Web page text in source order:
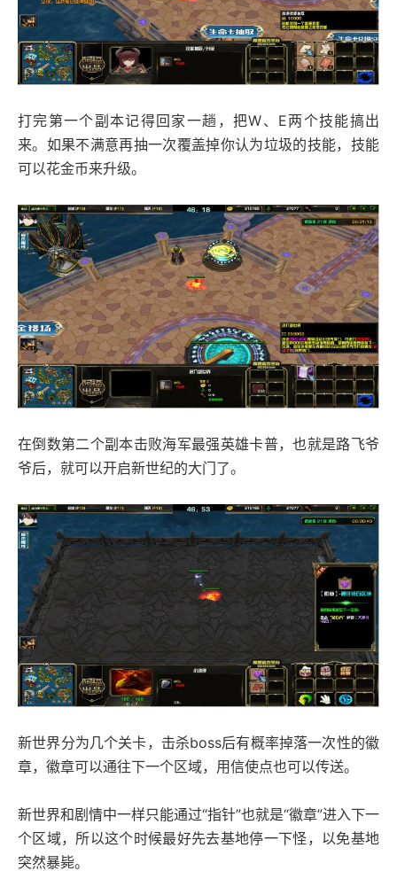
打完第一个副本记得回家一趟，把W、E两个技能搞出
来。如果不满意再抽一次覆盖掉你认为垃圾的技能，技能
可以花金币来升级。
在倒数第二个副本击败海军最强英雄卡普，也就是路飞爷
爷后，就可以开启新世纪的大门了。
新世界分为几个关卡，击杀boss后有概率掉落一次性的徽
章，徽章可以通往下一个区域，用信使点也可以传送。
新世界和剧情中一样只能通过“指针”也就是“徽章”进入下一
个区域，所以这个时候最好先去基地停一下怪，以免基地
突然暴毙。